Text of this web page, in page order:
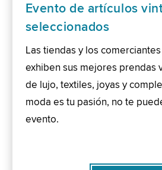
Evento de artículos
seleccionados
Las tiendas y los
exhiben sus mejores prendas
de lujo, textiles, joyas y
moda es tu pasión, no te
evento.